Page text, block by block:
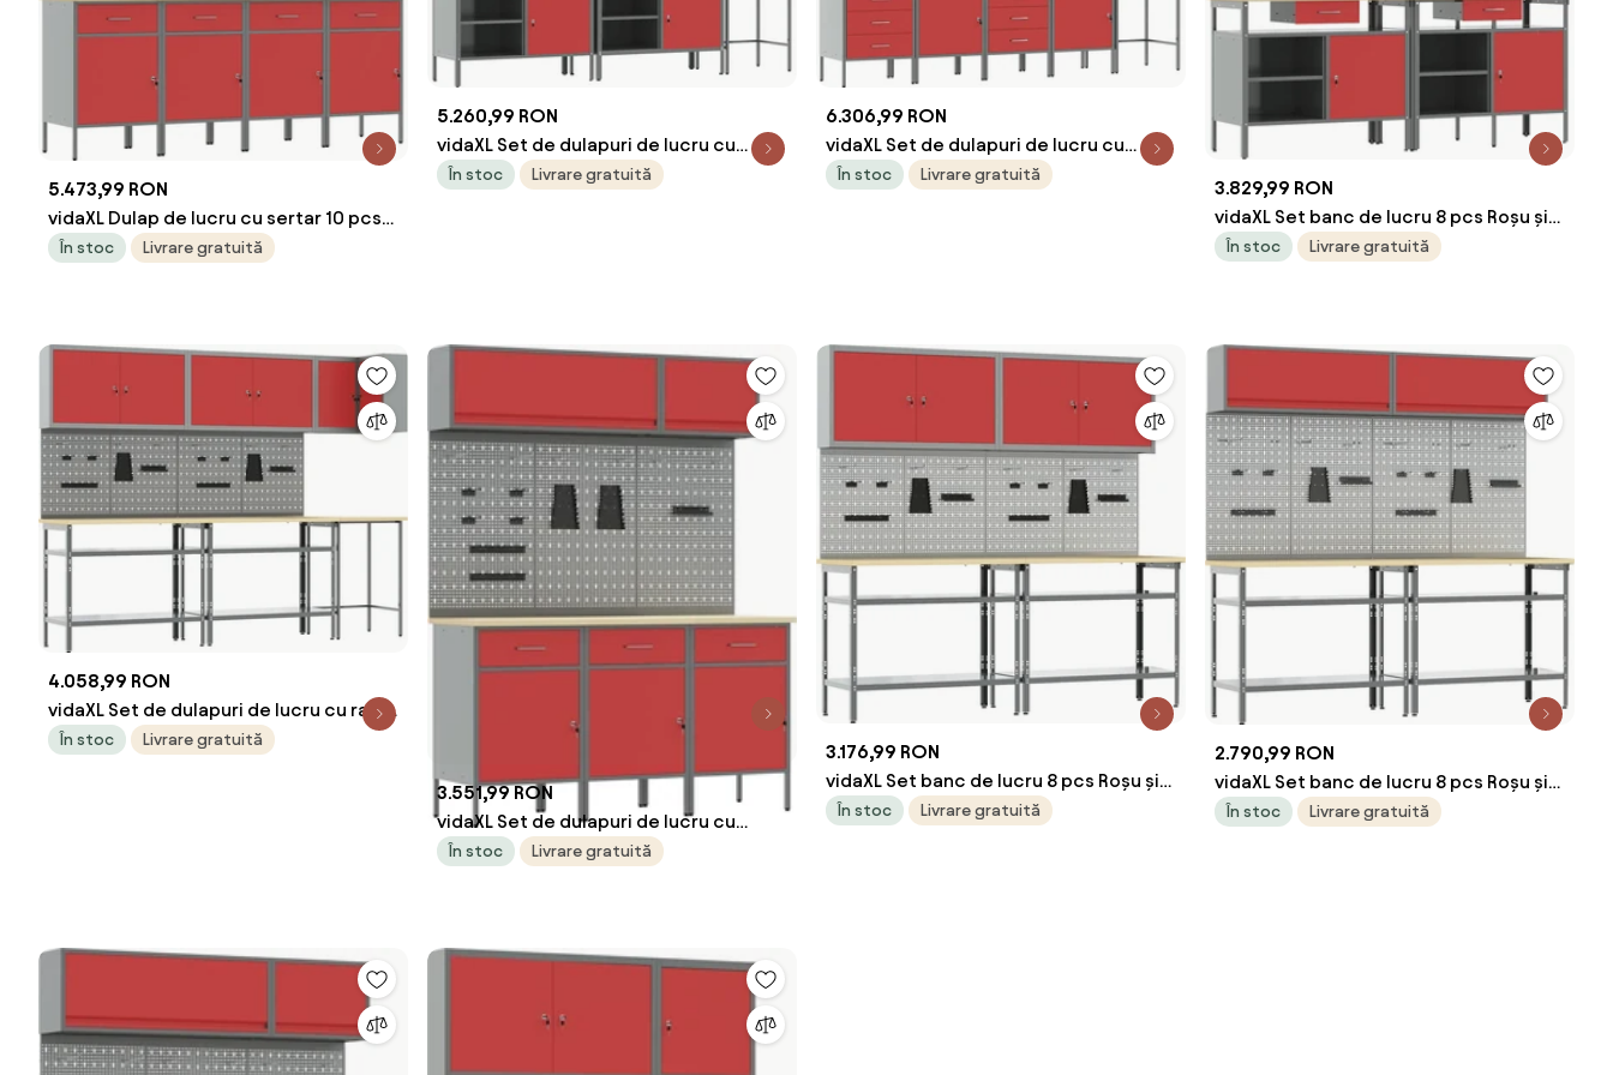
5.473,99 RON
vidaXL Dulap de lucru cu sertar 10 pcs
Roșu Lemn ingineresc și oțel
În stoc Livrare gratuită
5.260,99 RON
vidaXL Set de dulapuri de lucru cu
sertar cu raft 10 pcs Roșu și gri
În stoc Livrare gratuită
6.306,99 RON
vidaXL Set de dulapuri de lucru cu
sertar cu raft 12 pcs Roșu și gri
În stoc Livrare gratuită
3.829,99 RON
vidaXL Set banc de lucru 8 pcs Roșu și
gri Oțel vopsit electrostatic
În stoc Livrare gratuită
4.058,99 RON
vidaXL Set de dulapuri de lucru cu raft
Manual 10 pcs Roșu și gri
În stoc Livrare gratuită
3.551,99 RON
vidaXL Set de dulapuri de lucru cu
sertar cu depozitare 8 pcs Roșu
În stoc Livrare gratuită
3.176,99 RON
vidaXL Set banc de lucru 8 pcs Roșu și
gri Oțel vopsit electrostatic
În stoc Livrare gratuită
2.790,99 RON
vidaXL Set banc de lucru 8 pcs Roșu și
gri Oțel vopsit electrostatic
În stoc Livrare gratuită